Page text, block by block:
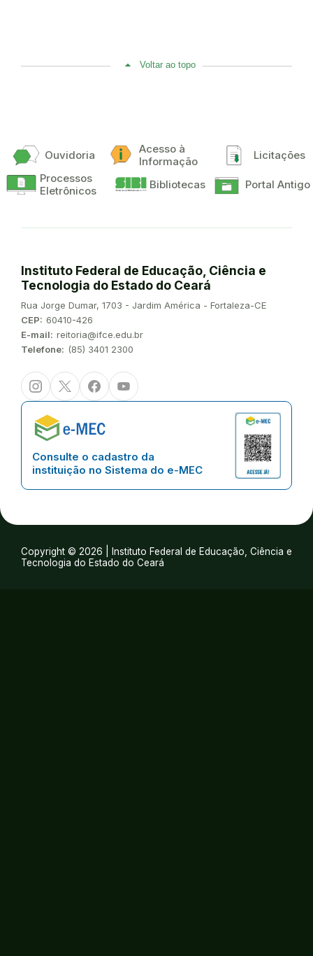
Voltar ao topo
Ouvidoria
Acesso à
Informação
Licitações
Processos
Eletrônicos
Bibliotecas Portal Antigo
Instituto Federal de Educação, Ciência e
Tecnologia do Estado do Ceará
Endereço:
Rua Jorge Dumar, 1703 - Jardim América - Fortaleza-CE
CEP: 60410-426
E-mail: reitoria@ifce.edu.br
Telefone: (85) 3401 2300
InstagramTwitter/XFacebookYoutube
Consulte o cadastro da
instituição no Sistema do e-MEC
Copyright © 2026 | Instituto Federal de Educação, Ciência e
Tecnologia do Estado do Ceará